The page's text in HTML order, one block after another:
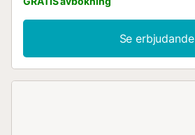
Se erbjudande